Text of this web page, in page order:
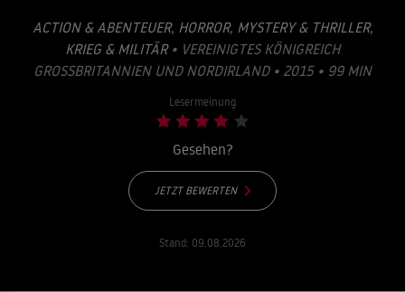
ACTION & ABENTEUER, HORROR, MYSTERY & THRILLER,
KRIEG & MILITÄR• VEREINIGTES KÖNIGREICH
GROSSBRITANNIEN UND NORDIRLAND • 2015 • 99 MIN
Lesermeinung
Gesehen?
JETZT BEWERTEN
Stand: 09.08.2026